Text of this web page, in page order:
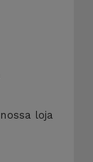
loja